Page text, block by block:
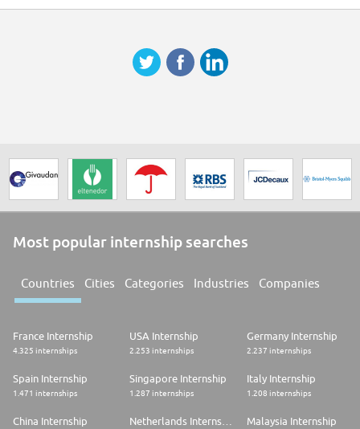
de handicap pour nos opportunités d'emploi
Most popular internship searches
Countries Cities Categories Industries Companies
France Internship
4.325 internships
USA Internship
2.253 internships
Germany Internship
2.237 internships
Spain Internship
1.471 internships
Singapore Internship
1.287 internships
Italy Internship
1.208 internships
China Internship Malaysia Internship